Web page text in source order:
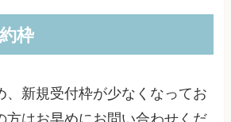
枠
、新規受付枠が少なくなってお
方はお早めにお問い合わせくだ